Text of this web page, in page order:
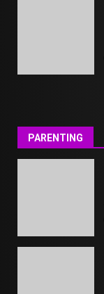
PARENTING